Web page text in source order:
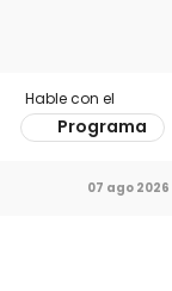
Hable con el
Programa
07 ago 2026